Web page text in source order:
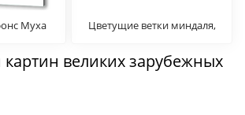
Муха
Цветущие ветки миндаля,
великих зарубежных